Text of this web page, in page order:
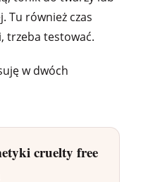
Tu również czas
trzeba testować.
w dwóch
cruelty free